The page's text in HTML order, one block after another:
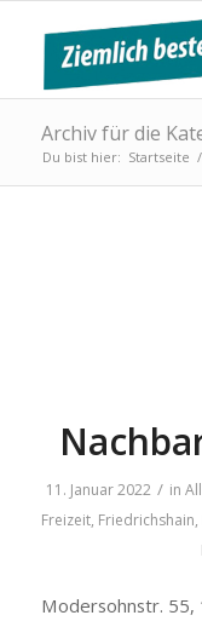
Archiv für die
Du bist hier: Startseite /
11. Januar 2022 / in
Freizeit, Friedrichshain,
Modersohnstr. 55,